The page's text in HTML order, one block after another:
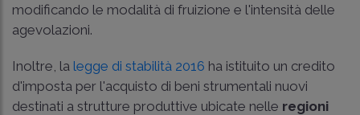
modificando le modalità di fruizione e l'intensità delle
agevolazioni.
Inoltre, la legge di stabilità 2016 ha istituito un credito
d'imposta per l'acquisto di beni strumentali nuovi
destinati a strutture produttive ubicate nelle regioni